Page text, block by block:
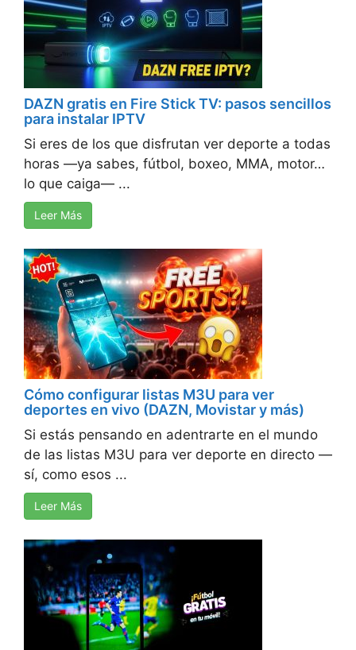
DAZN gratis en Fire Stick TV: pasos sencillos
para instalar IPTV
Si eres de los que disfrutan ver deporte a todas
horas —ya sabes, fútbol, boxeo, MMA, motor…
lo que caiga— ...
Leer Más
Cómo configurar listas M3U para ver
deportes en vivo (DAZN, Movistar y más)
Si estás pensando en adentrarte en el mundo
de las listas M3U para ver deporte en directo —
sí, como esos ...
Leer Más